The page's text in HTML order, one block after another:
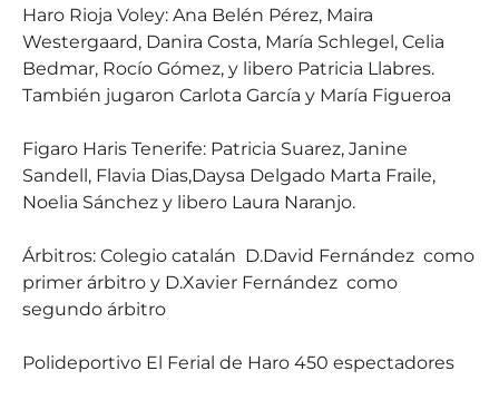
Haro Rioja Voley: Ana Belén Pérez, Maira
Westergaard, Danira Costa, María Schlegel, Celia
Bedmar, Rocío Gómez, y libero Patricia Llabres.
También jugaron Carlota García y María Figueroa
Figaro Haris Tenerife: Patricia Suarez, Janine
Sandell, Flavia Dias,Daysa Delgado Marta Fraile,
Noelia Sánchez y libero Laura Naranjo.
Árbitros: Colegio catalán D.David Fernández como
primer árbitro y D.Xavier Fernández como
segundo árbitro
Polideportivo El Ferial de Haro 450 espectadores